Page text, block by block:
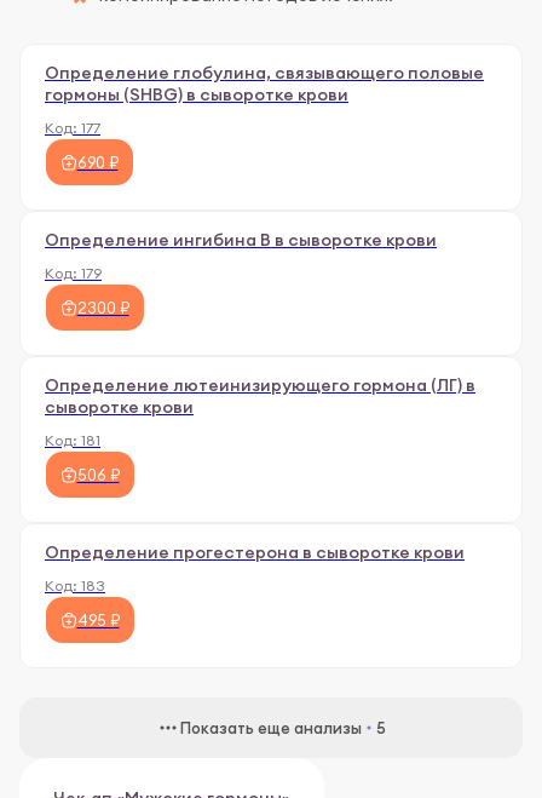
Определение глобулина, связывающего половые
гормоны (SHBG) в сыворотке крови
Код: 177
690 ₽
Определение ингибина В в сыворотке крови
Код: 179
2300 ₽
Определение лютеинизирующего гормона (ЛГ) в
сыворотке крови
Код: 181
506 ₽
Определение прогестерона в сыворотке крови
Код: 183
495 ₽
Показать еще анализы 5